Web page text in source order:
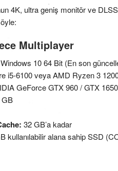
4K, ultra geniş monitör ve
Multiplayer
Windows 10 64 Bit (En son
i5-6100 veya AMD Ryzen 3
GeForce GTX 960 / GTX
32 GB’a kadar
kullanılabilir alana sahip SSD